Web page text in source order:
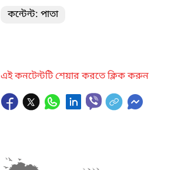
কন্টেন্ট: পাতা
এই কনটেন্টটি শেয়ার করতে ক্লিক করুন